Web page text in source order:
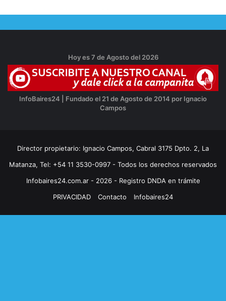
Hoy es 7 de Agosto del 2026
InfoBaires24 | Fundado el 21 de Agosto de 2014 por Ignacio
Campos
Director propietario: Ignacio Campos, Cabral 3175 Dpto. 2, La
Matanza, Tel: +54 11 3530-0997 - Todos los derechos reservados
Infobaires24.com.ar - 2026 - Registro DNDA en trámite
PRIVACIDAD
Contacto Infobaires24